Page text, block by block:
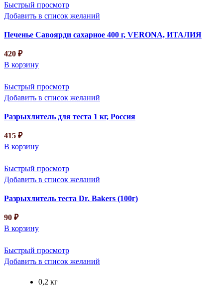
Быстрый просмотр
Добавить в список желаний
Печенье Савоярди сахарное 400 г, VERONA, ИТАЛИЯ
420 ₽
В корзину
Быстрый просмотр
Добавить в список желаний
Разрыхлитель для теста 1 кг, Россия
415 ₽
В корзину
Быстрый просмотр
Добавить в список желаний
Разрыхлитель теста Dr. Bakers (100г)
90 ₽
В корзину
Быстрый просмотр
Добавить в список желаний
0,2 кг